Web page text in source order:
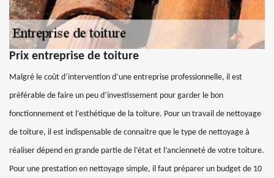
Prix entreprise de toiture
Malgré le coût d’intervention d’une entreprise professionnelle, il est
préférable de faire un peu d’investissement pour garder le bon
fonctionnement et l’esthétique de la toiture. Pour un travail de nettoyage
de toiture, il est indispensable de connaitre que le type de nettoyage à
réaliser dépend en grande partie de l’état et l’ancienneté de votre toiture.
Pour une prestation en nettoyage simple, il faut préparer un budget de 10